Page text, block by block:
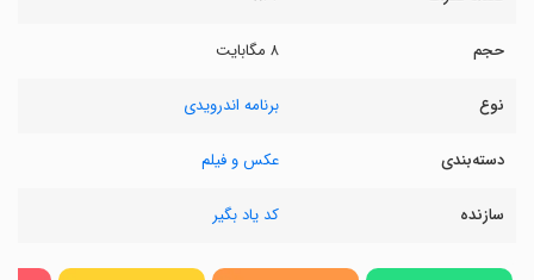
حجم ۸ مگابایت
نوع برنامه اندرویدی
دسته‌بندی عکس و فیلم
سازنده کد یاد بگیر